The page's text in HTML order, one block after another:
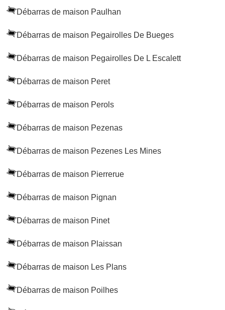
Débarras de maison Paulhan
Débarras de maison Pegairolles De Bueges
Débarras de maison Pegairolles De L Escalett
Débarras de maison Peret
Débarras de maison Perols
Débarras de maison Pezenas
Débarras de maison Pezenes Les Mines
Débarras de maison Pierrerue
Débarras de maison Pignan
Débarras de maison Pinet
Débarras de maison Plaissan
Débarras de maison Les Plans
Débarras de maison Poilhes